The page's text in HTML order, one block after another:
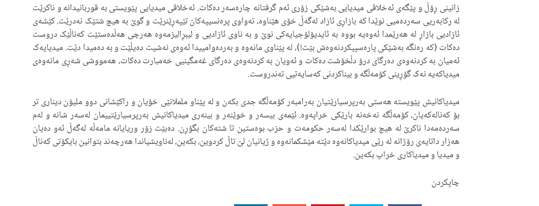
زانینی ڕۆڵ و پێگەی ئەخلاقی میدیایی بەشێکی زۆری ئەم گرفتانە چارەسەر دەکات. ئەخلاقی میدیایی پێویستی بە قوربانیدانە و ناکرێت
لە رکابەریی سەردەمیی نوێدا کە بازاڕی ئازاد لەگەڵ خۆی هێناوە، تەواوی پرەنسیپەکان تێپەڕێنرێت و گوێ بە هیچ شتێک نەدرێت. کێشەی
ئازادیی بازاڕ لە هەرێمدا ئەوەیە بووە بە ئایدیۆلۆجیایەکی نوێ و بە ناوی ئازادیی و لیبڕالیزمەوە هەرچی هەڵدەستێت کەناڵێک دروست
دەکات (کە رەنگە بەشێکی پارەسپیکردنەوەش بێت!)، لە پێناوی مانەوە و بەردەوامییدا ئەوەی نەشیت دەیڵێت و بە دەمیدا دێت. میدیایەک
ئەمیان بە کردنەوەی دەرگای درۆ دڵخۆشت دەکات و ئەویان بە کردنەوەی دەرگای غەمگینیی خەمبارت دەکات، هەمووشی شەڕی مانەوەی
میدیاکەیە نەک گۆڕینی کۆمەڵگە و بیناکردنی کەسایەتیی تەندروست.
میدیاکانیش پێویستە هەستی بەرپرسیارێتیان بەرامبەر کۆمەڵگە جدی بکەن و لە پێناو ململانێی خۆیان و راکێشانی دوو ملیۆن دیناری تر
بۆ کەنالەکەیان، کۆمەڵگە نەخەنە بارێکی خراپەوە. ئێمەی بیسەر و خوێنەر و بینەری میدیاکانیش بەرپرسیارێتییمان لەسەر شانە و لەم
سەردەمەدا ناکرێ لە هیچ بوارێکدا لەسەر حکومەت و حزب بوەستین تا شتەکان بگۆڕن. دەبێت زۆر وریایانە مامەڵە لەگەڵ ئەو دەیان
هەزار داتایەی رۆژانە لە رێی میدیاکانەوە دێتە مێشکمانەوە و ژیانیان لێ تاڵ کردوین، بکەین، لەناویشیاندا هەرچەند بتوانین بایکۆتی کەناڵ
و میدیا و میدیاکاری خراپ بکەین.
چاپکردن